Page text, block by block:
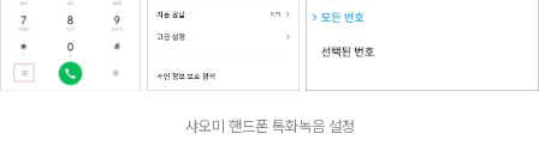
샤오미 핸드폰 톡화녹음 설정